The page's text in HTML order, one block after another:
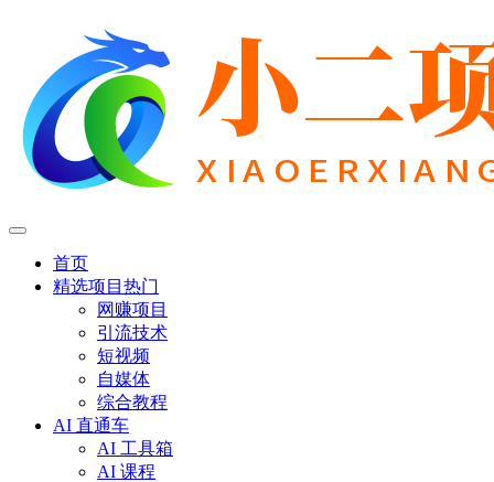
首页
精选项目 热门
网赚项目
引流技术
短视频
自媒体
综合教程
AI 直通车
AI 工具箱
AI 课程